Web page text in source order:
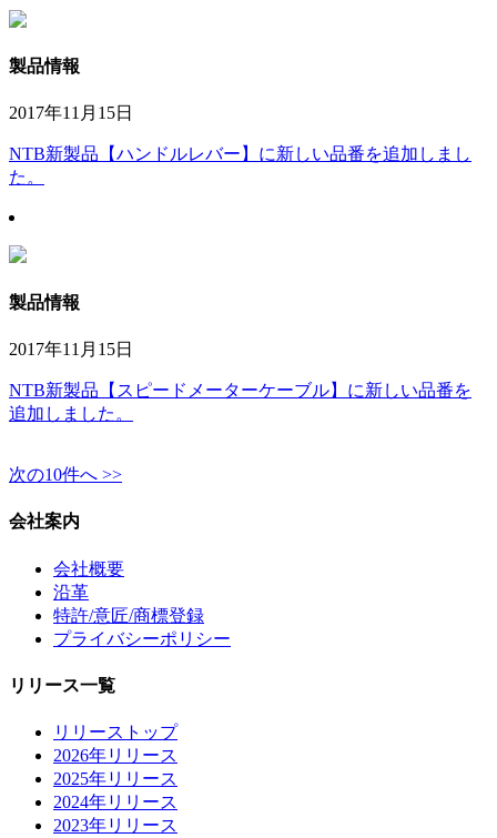
製品情報
2017年11月15日
NTB新製品【ハンドルレバー】に新しい品番を追加しまし
た。
製品情報
2017年11月15日
NTB新製品【スピードメーターケーブル】に新しい品番を
追加しました。
次の10件へ >>
会社案内
会社概要
沿革
特許/意匠/商標登録
プライバシーポリシー
リリース一覧
リリーストップ
2026年リリース
2025年リリース
2024年リリース
2023年リリース